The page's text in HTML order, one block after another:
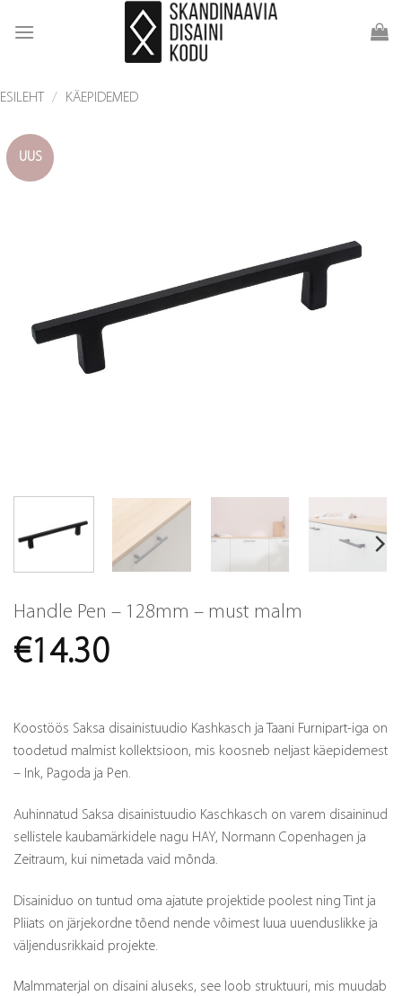
ESILEHT / KÄEPIDEMED
UUS
Handle Pen – 128mm – must malm
€14.30
Koostöös Saksa disainistuudio Kashkasch ja Taani Furnipart-iga on
toodetud malmist kollektsioon, mis koosneb neljast käepidemest
– Ink, Pagoda ja Pen.
Auhinnatud Saksa disainistuudio Kaschkasch on varem disaininud
sellistele kaubamärkidele nagu HAY, Normann Copenhagen ja
Zeitraum, kui nimetada vaid mõnda.
Disainiduo on tuntud oma ajatute projektide poolest ning Tint ja
Pliiats on järjekordne tõend nende võimest luua uuenduslikke ja
väljendusrikkaid projekte.
Malmmaterjal on disaini aluseks, see loob struktuuri, mis muudab